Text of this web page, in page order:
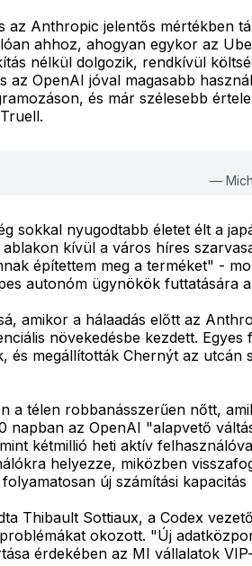
az Anthropic jelentős mértékben
ahhoz, ahogyan egykor az
nélkül dolgozik, rendkívül
az OpenAI jóval magasabb
és már szélesebb
—
sokkal nyugodtabb életet élt a
kívül a város híres
építettem meg a terméket" -
autonóm ügynökök futtatására
amikor a hálaadás előtt az
növekedésbe kezdett.
és megállították Chernýt az
a télen robbanásszerűen nőtt,
napban az OpenAI "alapvető
kétmillió heti aktív
helyezze, miközben
új számítási kapacitás
Thibault Sottiaux, a Codex
okozott. "Új
érdekében az MI vállalatok